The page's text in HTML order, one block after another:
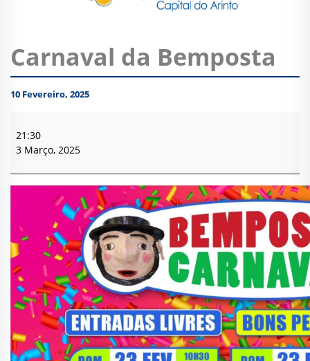
Carnaval da Bemposta
10 Fevereiro, 2025
da
Bemposta
21:30
3 Março, 2025